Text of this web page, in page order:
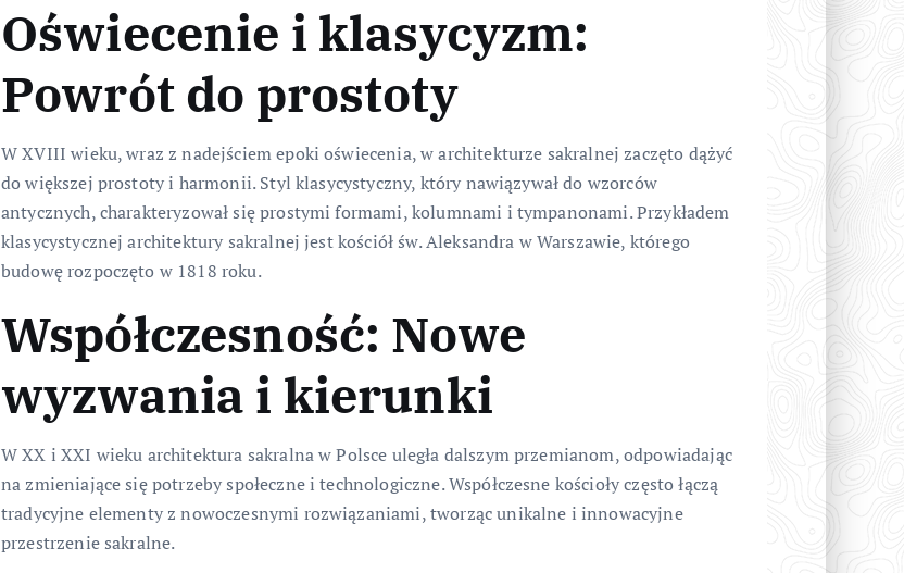
Oświecenie i klasycyzm:
Powrót do prostoty
W XVIII wieku, wraz z nadejściem epoki oświecenia, w architekturze sakralnej zaczęto dążyć
do większej prostoty i harmonii. Styl klasycystyczny, który nawiązywał do wzorców
antycznych, charakteryzował się prostymi formami, kolumnami i tympanonami. Przykładem
klasycystycznej architektury sakralnej jest kościół św. Aleksandra w Warszawie, którego
budowę rozpoczęto w 1818 roku.
Współczesność: Nowe
wyzwania i kierunki
W XX i XXI wieku architektura sakralna w Polsce uległa dalszym przemianom, odpowiadając
na zmieniające się potrzeby społeczne i technologiczne. Współczesne kościoły często łączą
tradycyjne elementy z nowoczesnymi rozwiązaniami, tworząc unikalne i innowacyjne
przestrzenie sakralne.